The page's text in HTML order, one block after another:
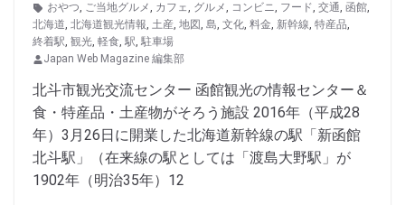
おやつ, ご当地グルメ, カフェ, グルメ, コンビニ, フード, 交通, 函館,
北海道, 北海道観光情報, 土産, 地図, 島, 文化, 料金, 新幹線, 特産品,
終着駅, 観光, 軽食, 駅, 駐車場
Japan Web Magazine 編集部
北斗市観光交流センター 函館観光の情報センター＆
食・特産品・土産物がそろう施設 2016年（平成28
年）3月26日に開業した北海道新幹線の駅「新函館
北斗駅」（在来線の駅としては「渡島大野駅」が
1902年（明治35年）12